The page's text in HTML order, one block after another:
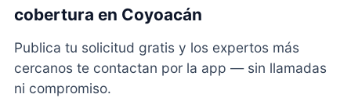
cobertura en Coyoacán
Publica tu solicitud gratis y los expertos más
cercanos te contactan por la app — sin llamadas
ni compromiso.